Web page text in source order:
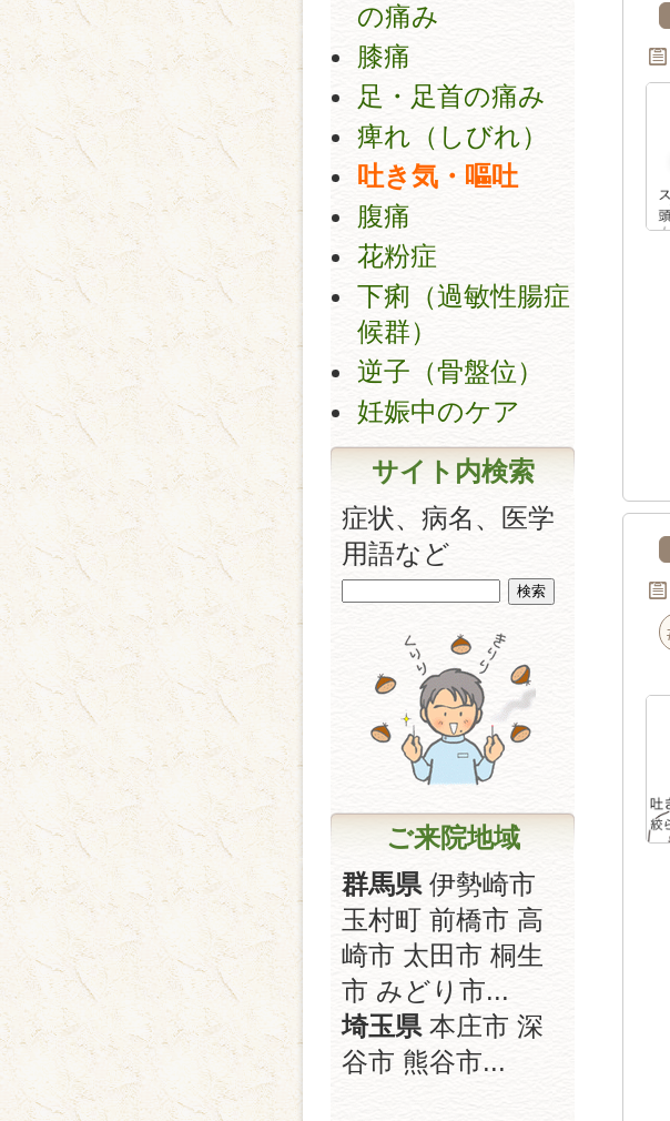
の痛み
膝痛
足・足首の痛み
痺れ（しびれ）
吐き気・嘔吐
腹痛
花粉症
下痢（過敏性腸症
候群）
逆子（骨盤位）
妊娠中のケア
サイト内検索
症状、病名、医学
用語など
ご来院地域
群馬県伊勢崎市
玉村町 前橋市 高
崎市 太田市 桐生
市 みどり市...
埼玉県本庄市 深
谷市 熊谷市...